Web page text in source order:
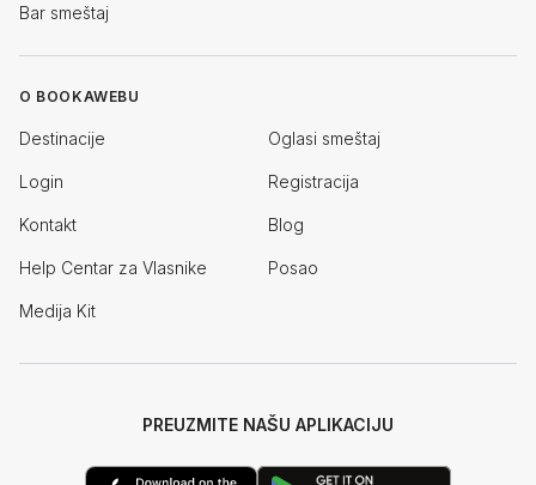
Bar smeštaj
O BOOKAWEBU
Destinacije Oglasi smeštaj
Login Registracija
Kontakt Blog
Help Centar za Vlasnike Posao
Medija Kit
PREUZMITE NAŠU APLIKACIJU